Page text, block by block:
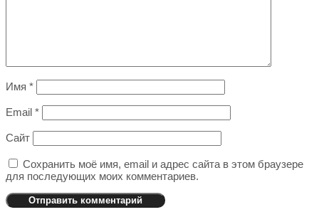
Имя *
Email *
Сайт
Сохранить моё имя, email и адрес сайта в этом браузере
для последующих моих комментариев.